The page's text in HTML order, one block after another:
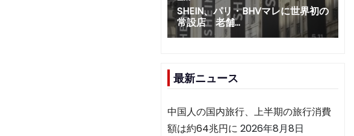
最新ニュース
中国人の国内旅行、上半期の旅行消費
額は約64兆円に 2026年8月8日